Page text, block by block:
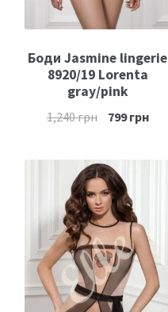
Боди Jasmine lingerie
8920/19 Lorenta
gray/pink
1,240грн 799грн